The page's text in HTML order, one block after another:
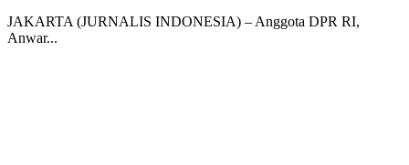
JAKARTA (JURNALIS INDONESIA) – Anggota DPR RI,
Anwar...